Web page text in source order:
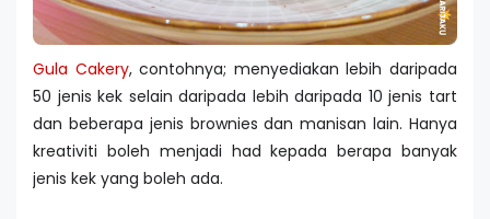
Gula Cakery, contohnya; menyediakan lebih daripada
50 jenis kek selain daripada lebih daripada 10 jenis tart
dan beberapa jenis brownies dan manisan lain. Hanya
kreativiti boleh menjadi had kepada berapa banyak
jenis kek yang boleh ada.